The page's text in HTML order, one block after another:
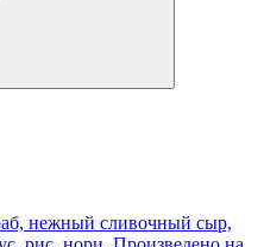
нежный сливочный сыр,